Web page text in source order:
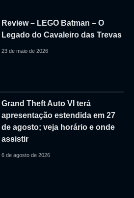
Review – LEGO Batman – O
Legado do Cavaleiro das Trevas
23 de maio de 2026
Grand Theft Auto VI terá
apresentação estendida em 27
de agosto; veja horário e onde
assistir
6 de agosto de 2026